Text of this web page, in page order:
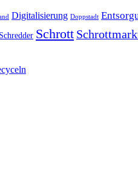
Digitalisierung Doppstadt
Schredder Schrott